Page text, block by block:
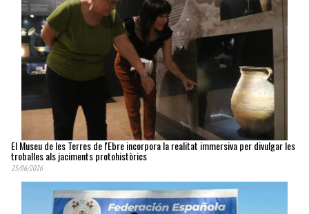
El Museu de les Terres de l'Ebre incorpora la realitat immersiva per divulgar les
troballes als jaciments protohistòrics
25/06/2026